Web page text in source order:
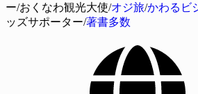
ー/おくなわ観光大使/オジ旅/かわるビ
ッズサポーター/著書多数